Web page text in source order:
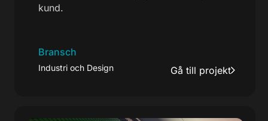
kund.
Bransch
Industri och Design Gå till projekt